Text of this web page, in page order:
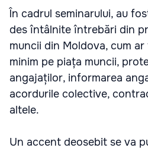
În cadrul seminarului, au
des întâlnite întrebări din
muncii din Moldova, cum
minim pe piața muncii,
angajaților, informarea
acordurile colective,
altele.
Un accent deosebit se va